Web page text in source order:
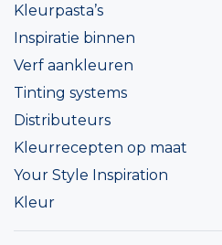
Kleurpasta’s
Inspiratie binnen
Verf aankleuren
Tinting systems
Distributeurs
Kleurrecepten op maat
Your Style Inspiration
Kleur